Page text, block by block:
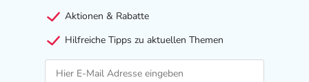
Aktionen & Rabatte
Hilfreiche Tipps zu aktuellen Themen